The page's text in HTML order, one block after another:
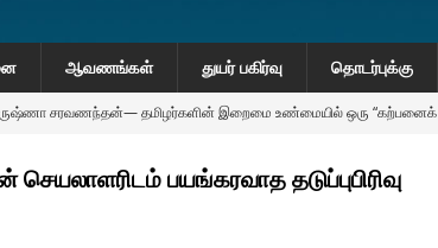
ஆவணங்கள் துயர் பகிர்வு தொடர்புக்கு
சரவணந்தன்— தமிழர்களின் இறைமை உண்மையில் ஒரு “கற்பனைக்
to Professor Jonathan Goodhand: Why Academics Must
பயங்கரவாத தடுப்புபிரிவு